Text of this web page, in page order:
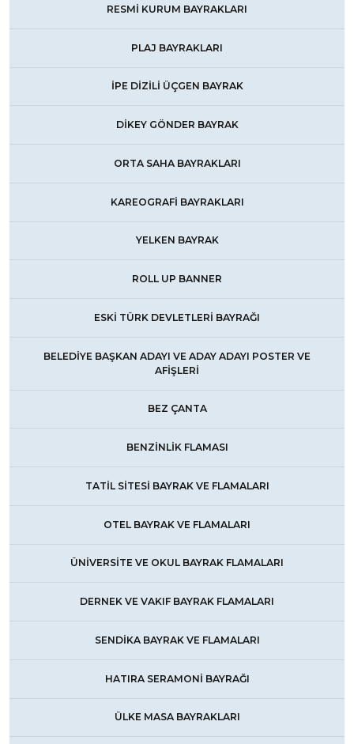
RESMİ KURUM BAYRAKLARI
PLAJ BAYRAKLARI
İPE DİZİLİ ÜÇGEN BAYRAK
DİKEY GÖNDER BAYRAK
ORTA SAHA BAYRAKLARI
KAREOGRAFİ BAYRAKLARI
YELKEN BAYRAK
ROLL UP BANNER
ESKİ TÜRK DEVLETLERİ BAYRAĞI
BELEDİYE BAŞKAN ADAYI VE ADAY ADAYI POSTER VE
AFİŞLERİ
BEZ ÇANTA
BENZİNLİK FLAMASI
TATİL SİTESİ BAYRAK VE FLAMALARI
OTEL BAYRAK VE FLAMALARI
ÜNİVERSİTE VE OKUL BAYRAK FLAMALARI
DERNEK VE VAKIF BAYRAK FLAMALARI
SENDİKA BAYRAK VE FLAMALARI
HATIRA SERAMONİ BAYRAĞI
ÜLKE MASA BAYRAKLARI